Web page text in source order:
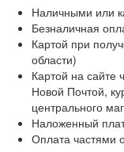
Наличными или
Безналичная
Картой при
области)
Картой на сайте
Новой Почтой,
центрального
Наложенный
Оплата частями